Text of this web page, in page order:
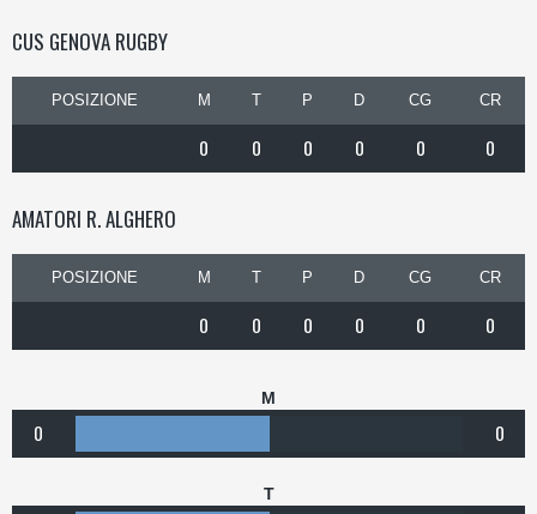
CUS GENOVA RUGBY
POSIZIONE M T P D CG CR
0 0 0 0 0 0
AMATORI R. ALGHERO
POSIZIONE M T P D CG CR
0 0 0 0 0 0
M
0 0
T